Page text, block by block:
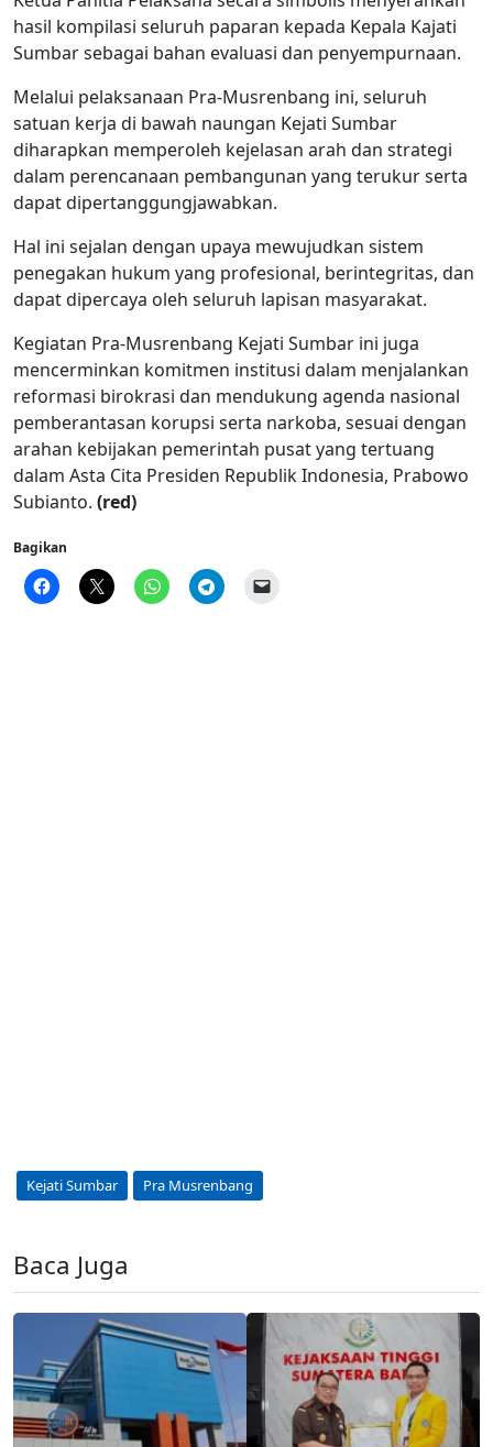
hasil kompilasi seluruh paparan kepada Kepala Kajati
Sumbar sebagai bahan evaluasi dan penyempurnaan.
Melalui pelaksanaan Pra-Musrenbang ini, seluruh
satuan kerja di bawah naungan Kejati Sumbar
diharapkan memperoleh kejelasan arah dan strategi
dalam perencanaan pembangunan yang terukur serta
dapat dipertanggungjawabkan.
Hal ini sejalan dengan upaya mewujudkan sistem
penegakan hukum yang profesional, berintegritas, dan
dapat dipercaya oleh seluruh lapisan masyarakat.
Kegiatan Pra-Musrenbang Kejati Sumbar ini juga
mencerminkan komitmen institusi dalam menjalankan
reformasi birokrasi dan mendukung agenda nasional
pemberantasan korupsi serta narkoba, sesuai dengan
arahan kebijakan pemerintah pusat yang tertuang
dalam Asta Cita Presiden Republik Indonesia, Prabowo
Subianto. (red)
Bagikan
Kejati Sumbar Pra Musrenbang
Baca Juga